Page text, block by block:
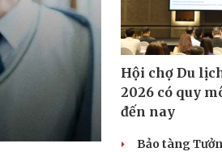
Hội chợ Du
2026 có quy
đến nay
Bảo tàng